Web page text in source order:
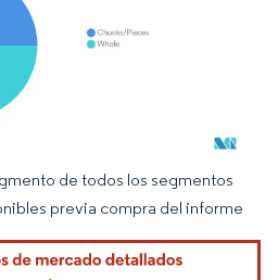
requiere atribución según CC BY 4.0.
de todos los segmentos
previa compra del informe